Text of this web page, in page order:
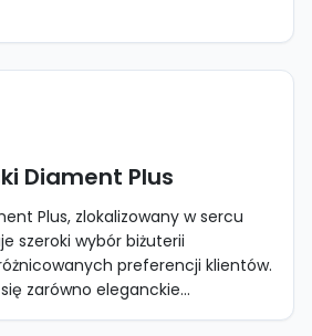
Diament Plus
Plus, zlokalizowany w sercu
szeroki wybór biżuterii
preferencji klientów.
zarówno eleganckie...